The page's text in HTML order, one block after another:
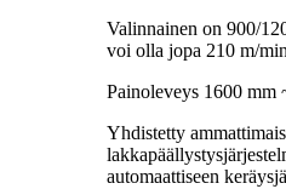
Valinnainen on 900/
voi olla jopa 210 m/
Painoleveys 1600 mm
Yhdistetty
automaattiseen